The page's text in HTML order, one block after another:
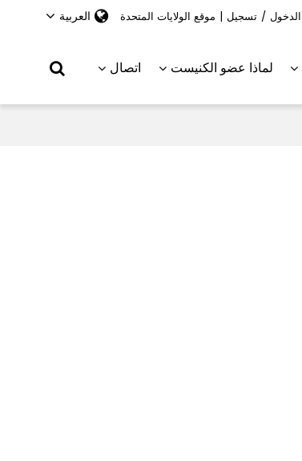
/ تسجيل | موقع الولايات المتحدة العربية
لماذا عضو الكنيست اتصال